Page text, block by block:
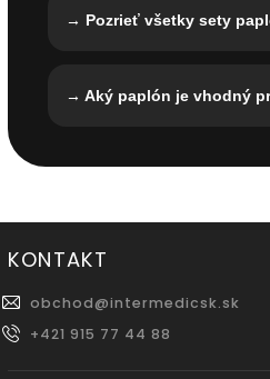
→ Pozrieť všetky sety
→ Aký paplón je vhodný
KONTAKT
obchod@intermedicsk.sk
+421 915 77 44 88